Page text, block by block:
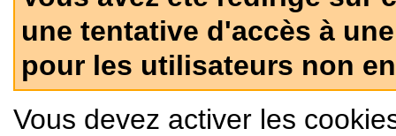
une tentative d'accès à
pour les utilisateurs non
Vous devez activer les